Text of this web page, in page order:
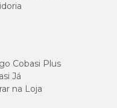
Cobasi Plus
Já
na Loja